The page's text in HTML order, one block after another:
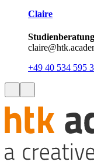
Claire
Studienberatung
+49 40 534 595